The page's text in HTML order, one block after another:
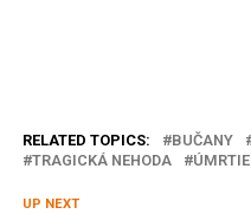
RELATED TOPICS: BUČANY
TRAGICKÁ NEHODA
ÚMRTIE
UP NEXT